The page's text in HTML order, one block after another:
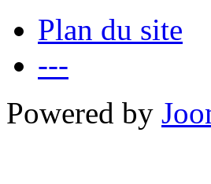
Plan du site
---
Powered by